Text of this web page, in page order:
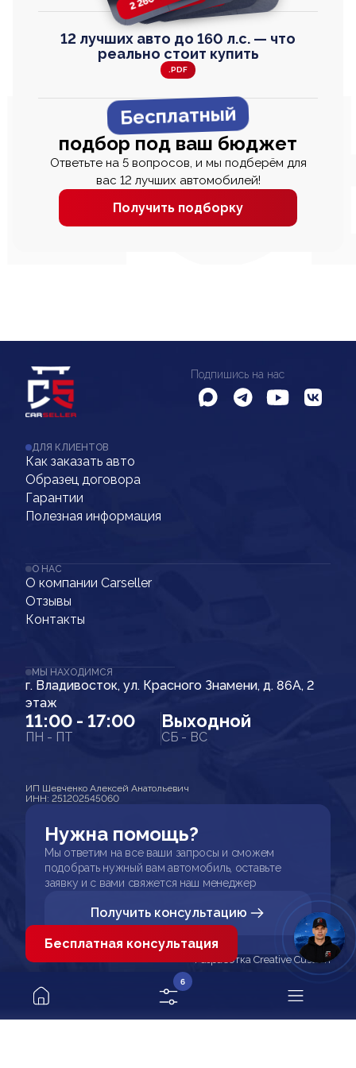
12 лучших авто до 160 л.с. — что
реально стоит купить
.PDF
Бесплатный
подбор под ваш бюджет
Ответьте на 5 вопросов, и мы подберём для
вас 12 лучших автомобилей!
Получить подборку
Подпишись на нас
ДЛЯ КЛИЕНТОВ
Как заказать авто
Образец договора
Гарантии
Полезная информация
О НАС
О компании Carseller
Отзывы
Контакты
МЫ НАХОДИМСЯ
г. Владивосток, ул. Красного Знамени, д. 86А, 2
этаж
11:00 - 17:00
ПН - ПТ
Выходной
СБ - ВС
ИП Шевченко Алексей Анатольевич
ИНН: 251202545060
Нужна помощь?
Мы ответим на все ваши запросы и сможем
подобрать нужный вам автомобиль, оставьте
заявку и с вами свяжется наш менеджер
Получить консультацию
Разработка Creative Custom
6
Бесплатная консультация